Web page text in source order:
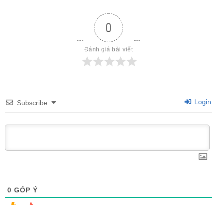
0
Đánh giá bài viết
Subscribe Login
0 GÓP Ý